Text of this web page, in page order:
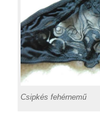
Csipkés fehérnemű